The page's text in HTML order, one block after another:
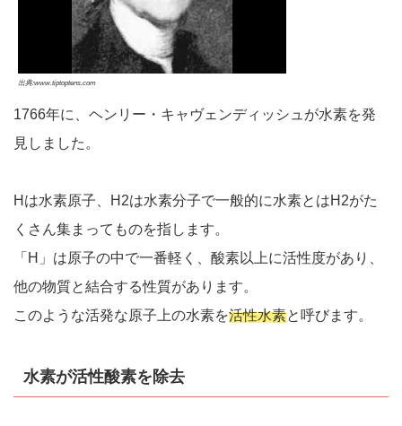
出典:www.tiptoptens.com
1766年に、ヘンリー・キャヴェンディッシュが水素を発
見しました。
Hは水素原子、H2は水素分子で一般的に水素とはH2がた
くさん集まってものを指します。
「H」は原子の中で一番軽く、酸素以上に活性度があり、
他の物質と結合する性質があります。
このような活発な原子上の水素を活性水素と呼びます。
水素が活性酸素を除去